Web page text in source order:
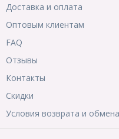
Доставка и оплата
Оптовым клиентам
FAQ
Отзывы
Контакты
Скидки
Условия возврата и обмена